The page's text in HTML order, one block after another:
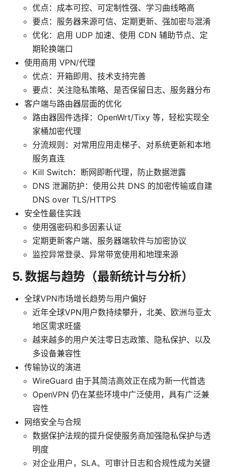
优点：成本可控、可定制性强、学习曲线略高
要点：服务器来源可信、定期更新、强加密与混淆
优化：启用 UDP 加速、使用 CDN 辅助节点、定
期轮换端口
使用商用 VPN/代理
优点：开箱即用、技术支持完善
要点：关注隐私策略、是否保留日志、服务器分布
客户端与路由器层面的优化
路由器固件选择：OpenWrt/Tixy 等，轻松实现全
家桶加密代理
分流规则：对常用应用走梯子、对系统更新和本地
服务直连
Kill Switch：断网即断代理，防止数据泄露
DNS 泄漏防护：使用公共 DNS 的加密传输或自建
DNS over TLS/HTTPS
安全性最佳实践
使用强密码和多因素认证
定期更新客户端、服务器端软件与加密协议
监控异常登录、异常带宽使用和地理来源
5. 数据与趋势（最新统计与分析）
全球VPN市场增长趋势与用户偏好
近年全球VPN用户数持续攀升，北美、欧洲与亚太
地区需求旺盛
越来越多的用户关注零日志政策、隐私保护、以及
多设备兼容性
传输协议的演进
WireGuard 由于其简洁高效正在成为新一代首选
OpenVPN 仍在某些环境中广泛使用，具有广泛兼
容性
网络安全与合规
数据保护法规的提升促使服务商加强隐私保护与透
明度
对企业用户，SLA、可审计日志和合规性成为关键